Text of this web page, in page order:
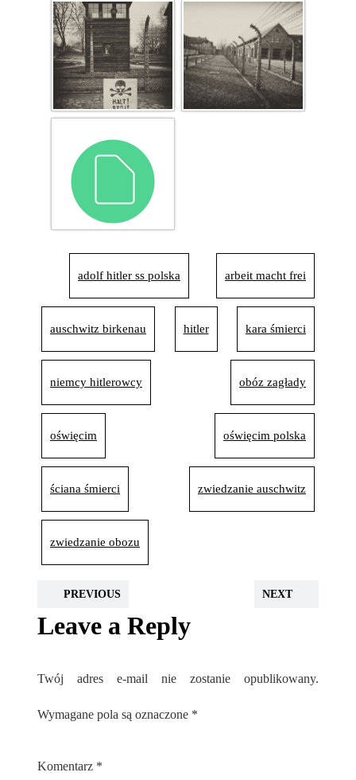
adolf hitler ss polska arbeit macht frei
auschwitz birkenau hitler kara śmierci
niemcy hitlerowcy obóz zagłady
oświęcim oświęcim polska
ściana śmierci zwiedzanie auschwitz
zwiedzanie obozu
PREVIOUS NEXT
Leave a Reply
Twój adres e-mail nie zostanie opublikowany.
Wymagane pola są oznaczone *
Komentarz *